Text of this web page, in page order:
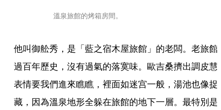
溫泉旅館的烤箱房間。
他叫御舩秀，是「藍之宿木屋旅館」的老闆。老旅館
過百年歷史，沒有過氣的落寞味。歐吉桑擠出調皮慧
表情要我們進來瞧瞧，裡面如迷宫一般，湯池也像捉
藏，因為溫泉地形全躲在旅館的地下一層。最特別是